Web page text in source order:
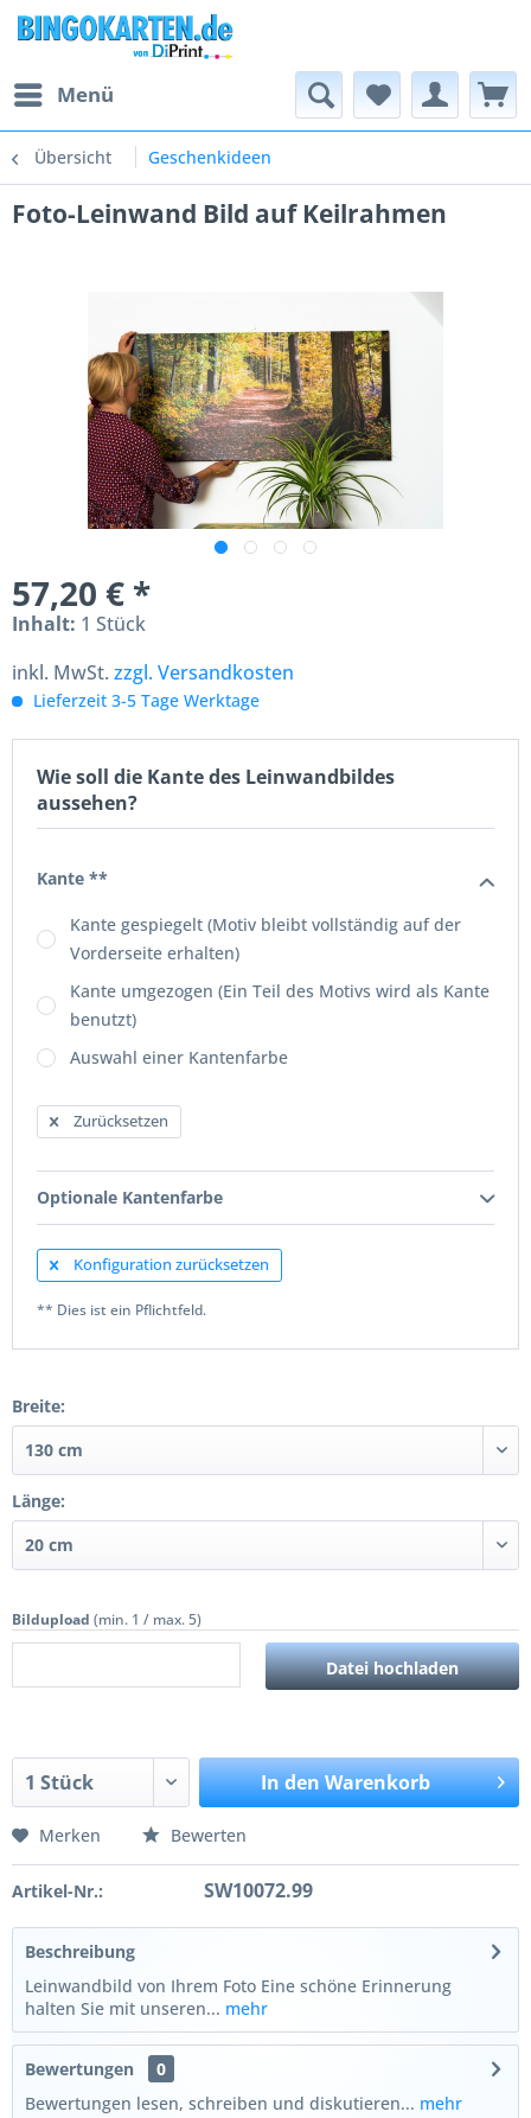
Menü
Übersicht Geschenkideen
Foto-Leinwand Bild auf Keilrahmen
57,20 € *
Inhalt: 1 Stück
inkl. MwSt. zzgl. Versandkosten
Lieferzeit 3-5 Tage Werktage
Wie soll die Kante des Leinwandbildes
aussehen?
Kante **
Kante gespiegelt (Motiv bleibt vollständig auf der
Vorderseite erhalten)
Kante umgezogen (Ein Teil des Motivs wird als Kante
benutzt)
Auswahl einer Kantenfarbe
Zurücksetzen
Optionale Kantenfarbe
Konfiguration zurücksetzen
** Dies ist ein Pflichtfeld.
Breite:
Länge:
Bildupload (min. 1 / max. 5)
Datei hochladen
In denWarenkorb
Merken Bewerten
Artikel-Nr.: SW10072.99
Beschreibung
Leinwandbild von Ihrem Foto Eine schöne Erinnerung
halten Sie mit unseren... mehr
Bewertungen
0
Bewertungen lesen, schreiben und diskutieren... mehr